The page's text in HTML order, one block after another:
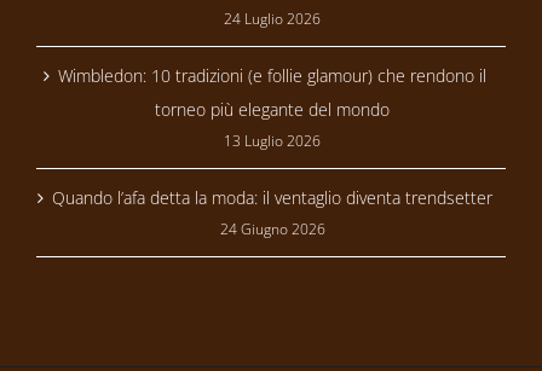
24 Luglio 2026
Wimbledon: 10 tradizioni (e follie glamour) che rendono il
torneo più elegante del mondo
13 Luglio 2026
Quando l’afa detta la moda: il ventaglio diventa trendsetter
24 Giugno 2026